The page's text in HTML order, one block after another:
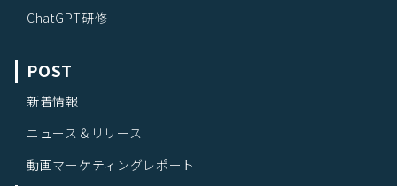
ChatGPT研修
POST
新着情報
ニュース＆リリース
動画マーケティングレポート